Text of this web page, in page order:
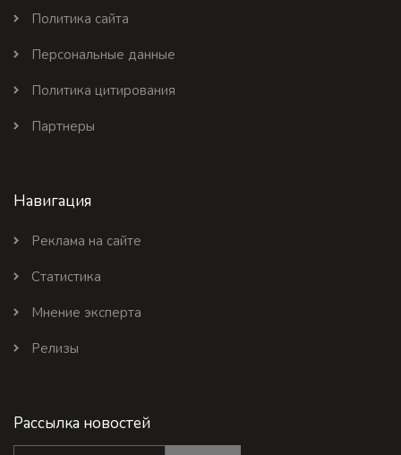
Политика сайта
Персональные данные
Политика цитирования
Партнеры
Навигация
Реклама на сайте
Статистика
Мнение эксперта
Релизы
Рассылка новостей